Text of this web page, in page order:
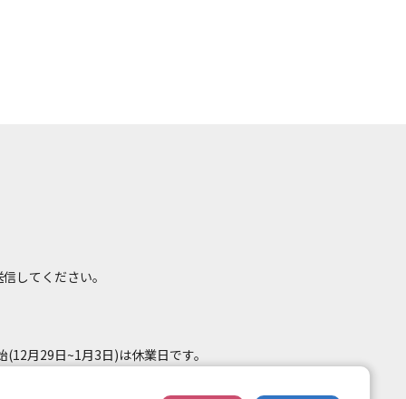
してください。
月29日~1月3日)は休業日です。